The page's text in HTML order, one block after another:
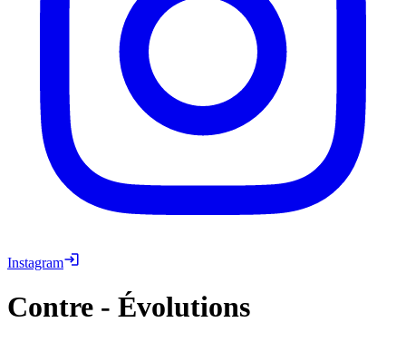
Instagram
Contre - Évolutions